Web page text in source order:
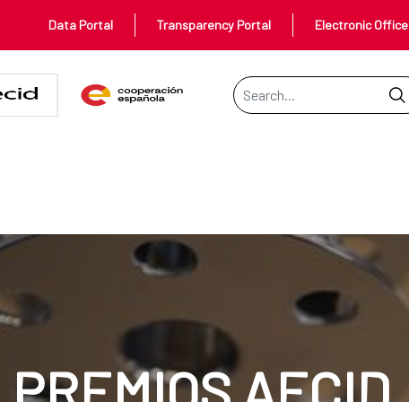
Data Portal Transparency Portal Electronic Office
Search Bar